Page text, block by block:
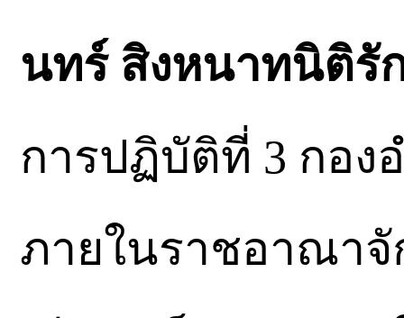
นทร์ สิงหนาทนิติรั
การปฏิบัติที่ 3 กอง
ภายในราชอาณาจั